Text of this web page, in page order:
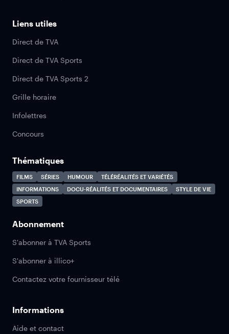
Liens utiles
Direct de TVA
Direct de TVA Sports
Direct de TVA Sports 2
Grille horaire
Infolettres
Concours
Thématiques
FILMS SÉRIES HUMOUR
TÉLÉRÉALITÉS ET VARIÉTÉS
INFORMATIONS
DOCU-RÉALITÉS ET DOCUMENTAIRES
STYLE DE VIE
SPORTS
Abonnement
S'abonner à TVA Sports
S'abonner à illico+
Contactez votre fournisseur télé
Informations
Aide et contact